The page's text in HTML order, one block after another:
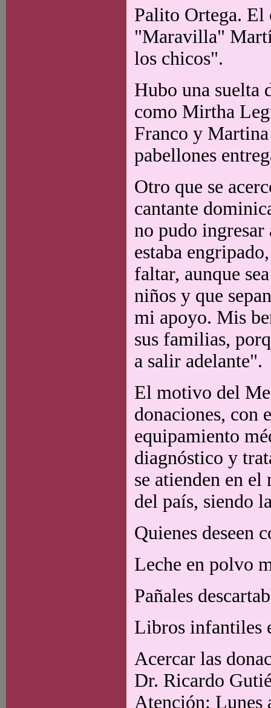
Palito Ortega. El
"Maravilla"
los chicos".
Hubo una suelta
como Mirtha
Franco y
pabellones
Otro que se
cantante
no pudo ingresar
estaba
faltar, aunque
niños y que
mi apoyo. Mis
sus familias,
a salir adelante".
El motivo del
donaciones, con
equipamiento
diagnóstico y
se atienden en
del país, siendo
Quienes deseen
Leche en polvo
Pañales
Libros infantiles
Acercar las
Dr. Ricardo
Atención: Lunes